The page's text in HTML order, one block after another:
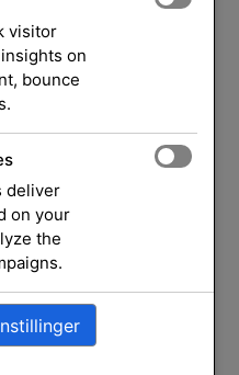
EU
2 – trådløs
802.11b/g/n, Wi-Fi 5,
visitor
on
bounce
deliver
on your
the